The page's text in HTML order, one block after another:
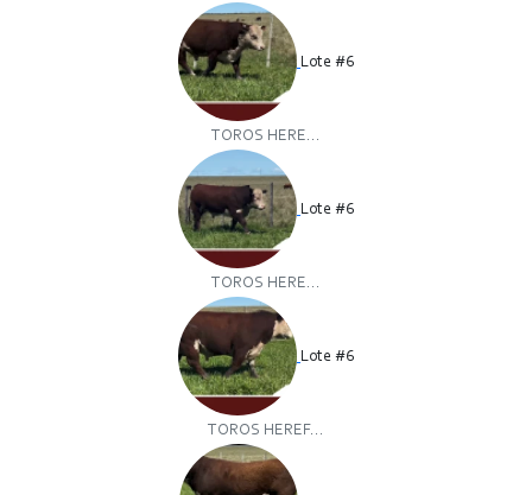
Lote #6
TOROS HERE...
Lote #6
TOROS HERE...
Lote #6
TOROS HEREF...